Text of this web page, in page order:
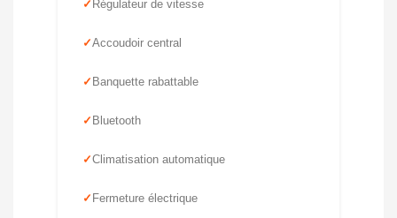
Régulateur de vitesse
Accoudoir central
Banquette rabattable
Bluetooth
Climatisation automatique
Fermeture électrique